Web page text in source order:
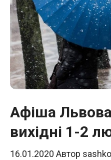
Афіша
вихідні 1-2
16.01.2020 Автор sashko